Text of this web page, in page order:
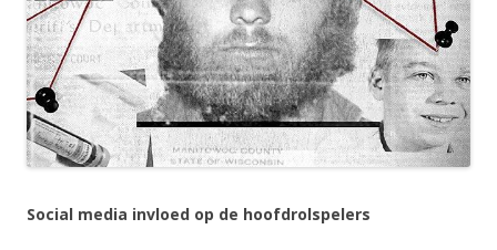
Social media invloed op de hoofdrolspelers